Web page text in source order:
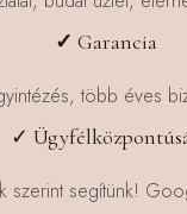
✓ Garancia
több éves
✓
szerint segítünk!